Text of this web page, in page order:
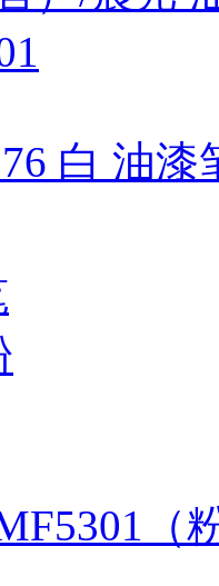
白 油
（